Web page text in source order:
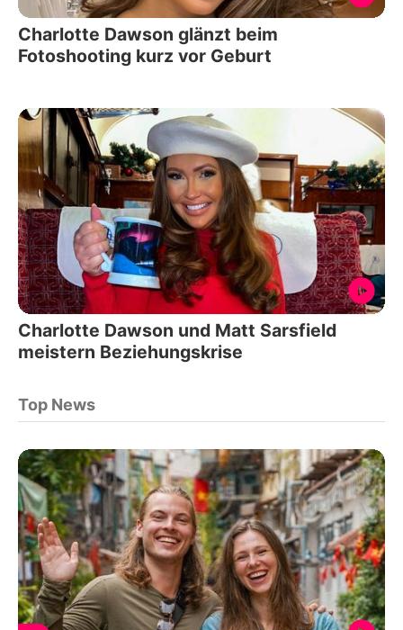
Charlotte Dawson glänzt beim
Fotoshooting kurz vor Geburt
Charlotte Dawson und Matt Sarsfield
meistern Beziehungskrise
Top News